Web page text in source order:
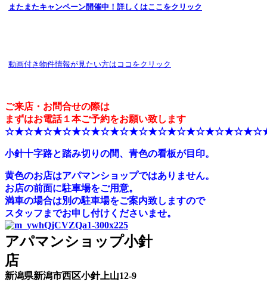
またまたキャンペーン開催中！詳しくはここをクリック
動画付き物件情報が見たい方はココをクリック
ご来店・お問合せの際は
まずはお電話１本ご予約をお願い致します
小針十字路と踏み切りの間、青色の看板が目印。
黄色のお店はアパマンショップではありません。
お店の前面に駐車場をご用意。
満車の場合は別の駐車場をご案内致しますので
スタッフまでお申し付けくださいませ。
アパマンショップ小針
店
新潟県新潟市西区小針上山12-9